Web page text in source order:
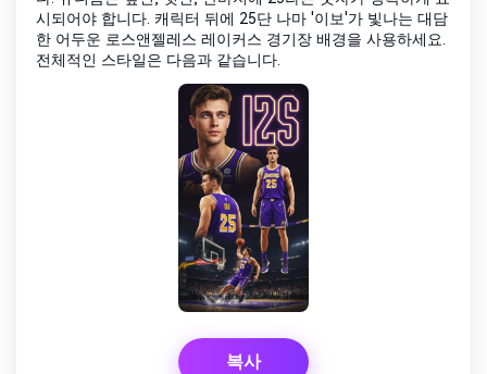
시되어야 합니다. 캐릭터 뒤에 25단 나마 '이보'가 빛나는 대담
한 어두운 로스앤젤레스 레이커스 경기장 배경을 사용하세요.
전체적인 스타일은 다음과 같습니다.
복사